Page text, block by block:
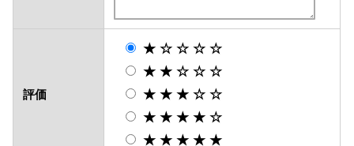
評価
★☆☆☆☆
★★☆☆☆
★★★☆☆
★★★★☆
★★★★★